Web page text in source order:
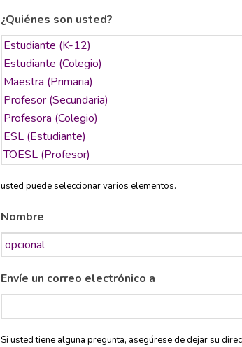
¿Quiénes son usted?
usted puede seleccionar varios elementos.
Nombre
Envíe un correo electrónico a
Si usted tiene alguna pregunta, asegúrese de dejar su